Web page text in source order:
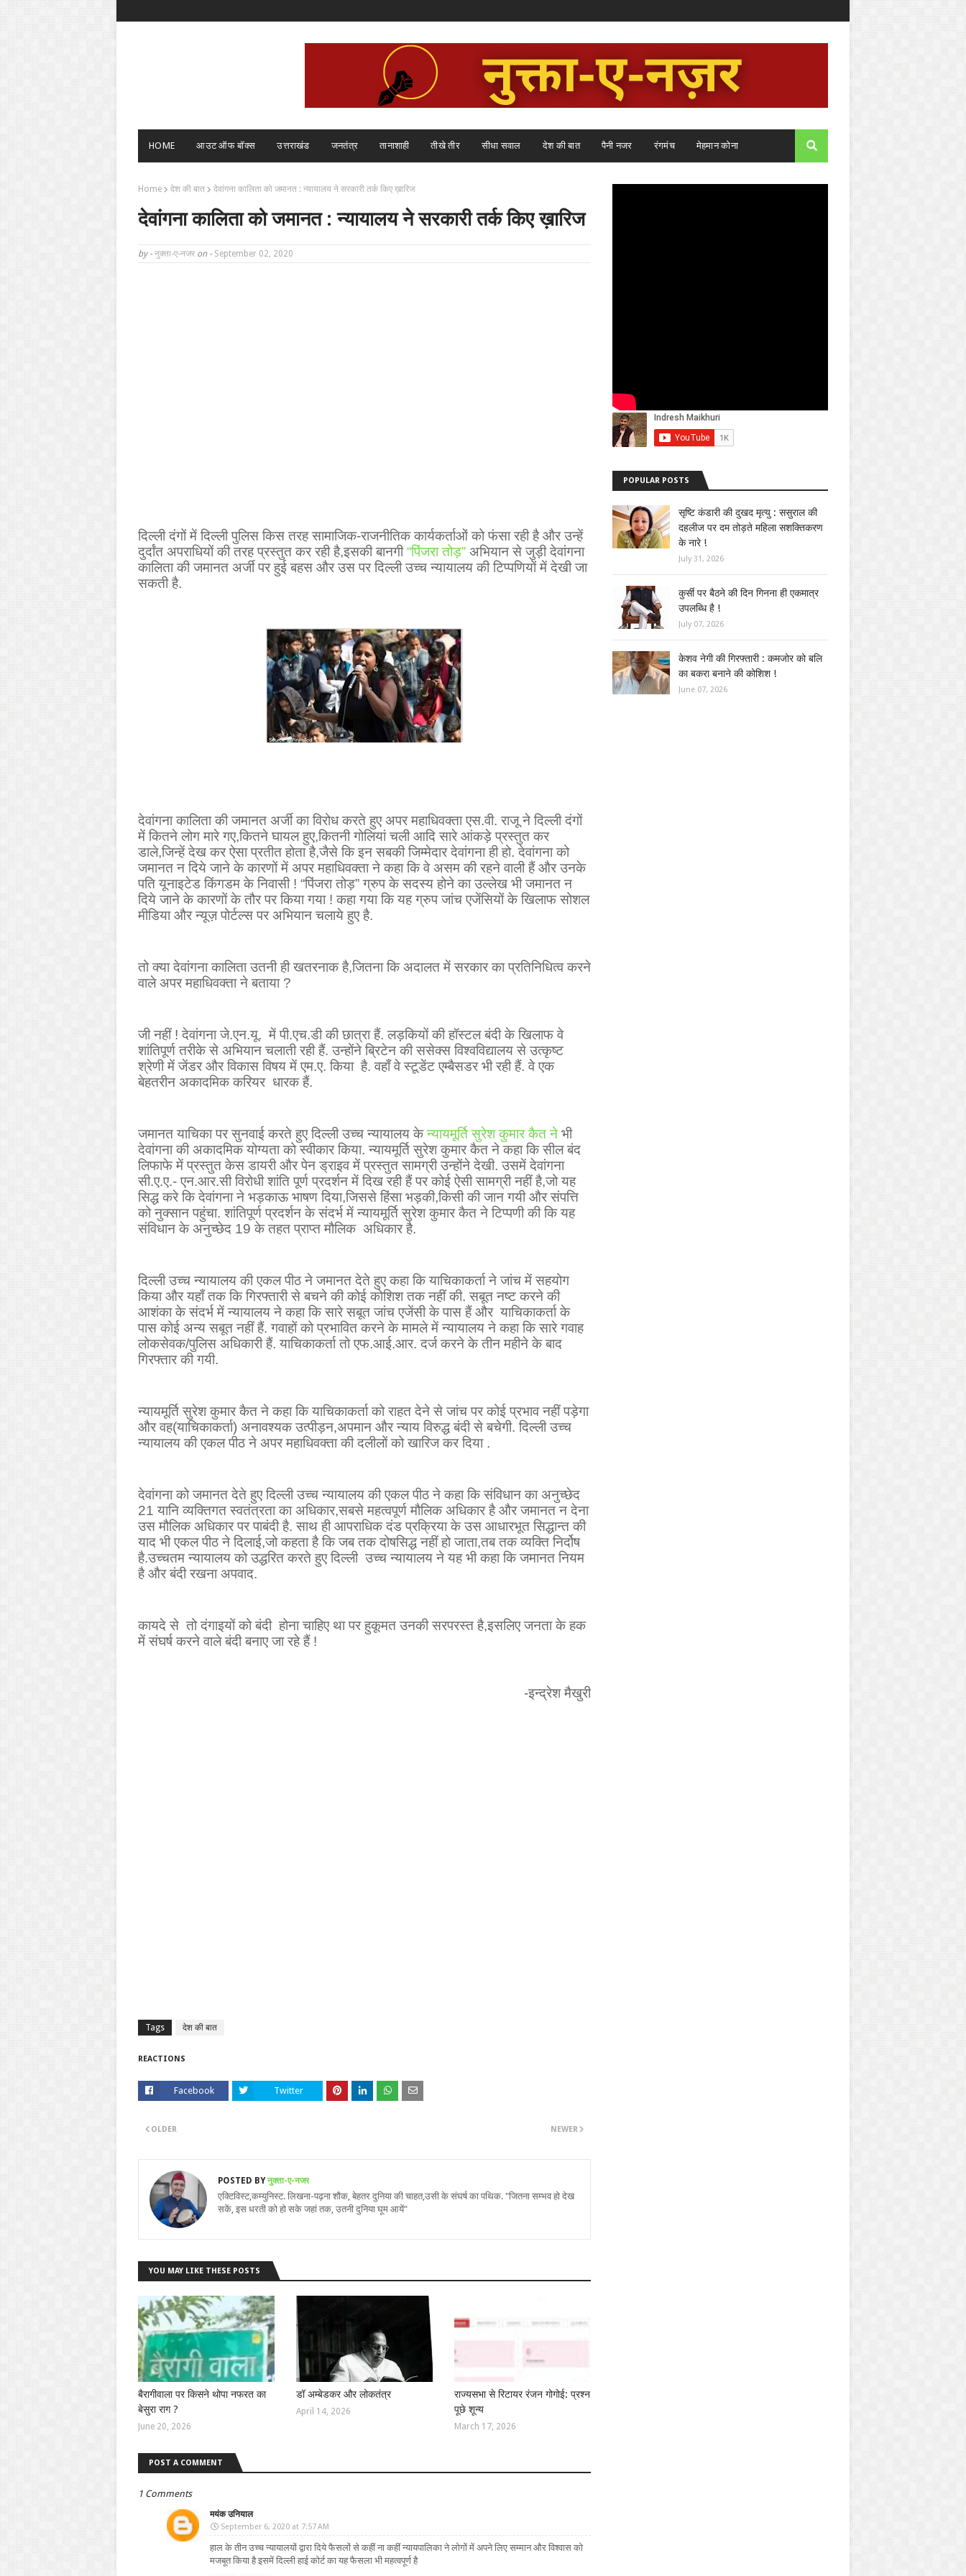
HOME आउट ऑफ बॉक्स उत्तराखंड जनतंत्र तानाशाही तीखे तीर सीधा सवाल देश की बात पैनी नजर रंगमंच मेहमान कोना
Home देश की बात देवांगना कालिता को जमानत : न्यायालय ने सरकारी तर्क किए ख़ारिज
देवांगना कालिता को जमानत : न्यायालय ने सरकारी तर्क किए ख़ारिज
by - नुक्ता-ए-नजर on - September 02, 2020
दिल्ली दंगों में दिल्ली पुलिस किस तरह सामाजिक-राजनीतिक कार्यकर्ताओं को फंसा रही है और उन्हें
दुर्दांत अपराधियों की तरह प्रस्तुत कर रही है,इसकी बानगी“पिंजरा तोड़” अभियान से जुड़ी देवांगना
कालिता की जमानत अर्जी पर हुई बहस और उस पर दिल्ली उच्च न्यायालय की टिप्पणियों में देखी जा
सकती है.
देवांगना कालिता की जमानत अर्जी का विरोध करते हुए अपर महाधिवक्ता एस.वी. राजू ने दिल्ली दंगों
में कितने लोग मारे गए,कितने घायल हुए,कितनी गोलियां चली आदि सारे आंकड़े प्रस्तुत कर
डाले,जिन्हें देख कर ऐसा प्रतीत होता है,जैसे कि इन सबकी जिम्मेदार देवांगना ही हो. देवांगना को
जमानत न दिये जाने के कारणों में अपर महाधिवक्ता ने कहा कि वे असम की रहने वाली हैं और उनके
पति यूनाइटेड किंगडम के निवासी ! “पिंजरा तोड़” ग्रुप के सदस्य होने का उल्लेख भी जमानत न
दिये जाने के कारणों के तौर पर किया गया ! कहा गया कि यह ग्रुप जांच एजेंसियों के खिलाफ सोशल
मीडिया और न्यूज़ पोर्टल्स पर अभियान चलाये हुए है.
तो क्या देवांगना कालिता उतनी ही खतरनाक है,जितना कि अदालत में सरकार का प्रतिनिधित्व करने
वाले अपर महाधिवक्ता ने बताया ?
जी नहीं ! देवांगना जे.एन.यू. में पी.एच.डी की छात्रा हैं. लड़कियों की हॉस्टल बंदी के खिलाफ वे
शांतिपूर्ण तरीके से अभियान चलाती रही हैं. उन्होंने ब्रिटेन की ससेक्स विश्वविद्यालय से उत्कृष्ट
श्रेणी में जेंडर और विकास विषय में एम.ए. किया है. वहाँ वे स्टूडेंट एम्बैसडर भी रही हैं. वे एक
बेहतरीन अकादमिक करियर धारक हैं.
जमानत याचिका पर सुनवाई करते हुए दिल्ली उच्च न्यायालय केन्यायमूर्ति सुरेश कुमार कैत ने भी
देवांगना की अकादमिक योग्यता को स्वीकार किया. न्यायमूर्ति सुरेश कुमार कैत ने कहा कि सील बंद
लिफाफे में प्रस्तुत केस डायरी और पेन ड्राइव में प्रस्तुत सामग्री उन्होंने देखी. उसमें देवांगना
सी.ए.ए.- एन.आर.सी विरोधी शांति पूर्ण प्रदर्शन में दिख रही हैं पर कोई ऐसी सामग्री नहीं है,जो यह
सिद्ध करे कि देवांगना ने भड़काऊ भाषण दिया,जिससे हिंसा भड़की,किसी की जान गयी और संपत्ति
को नुक्सान पहुंचा. शांतिपूर्ण प्रदर्शन के संदर्भ में न्यायमूर्ति सुरेश कुमार कैत ने टिप्पणी की कि यह
संविधान के अनुच्छेद 19 के तहत प्राप्त मौलिक अधिकार है.
दिल्ली उच्च न्यायालय की एकल पीठ ने जमानत देते हुए कहा कि याचिकाकर्ता ने जांच में सहयोग
किया और यहाँ तक कि गिरफ्तारी से बचने की कोई कोशिश तक नहीं की. सबूत नष्ट करने की
आशंका के संदर्भ में न्यायालय ने कहा कि सारे सबूत जांच एजेंसी के पास हैं और याचिकाकर्ता के
पास कोई अन्य सबूत नहीं हैं. गवाहों को प्रभावित करने के मामले में न्यायालय ने कहा कि सारे गवाह
लोकसेवक/पुलिस अधिकारी हैं. याचिकाकर्ता तो एफ.आई.आर. दर्ज करने के तीन महीने के बाद
गिरफ्तार की गयी.
न्यायमूर्ति सुरेश कुमार कैत ने कहा कि याचिकाकर्ता को राहत देने से जांच पर कोई प्रभाव नहीं पड़ेगा
और वह(याचिकाकर्ता) अनावश्यक उत्पीड़न,अपमान और न्याय विरुद्ध बंदी से बचेगी. दिल्ली उच्च
न्यायालय की एकल पीठ ने अपर महाधिवक्ता की दलीलों को खारिज कर दिया .
देवांगना को जमानत देते हुए दिल्ली उच्च न्यायालय की एकल पीठ ने कहा कि संविधान का अनुच्छेद
21 यानि व्यक्तिगत स्वतंत्रता का अधिकार,सबसे महत्वपूर्ण मौलिक अधिकार है और जमानत न देना
उस मौलिक अधिकार पर पाबंदी है. साथ ही आपराधिक दंड प्रक्रिया के उस आधारभूत सिद्धान्त की
याद भी एकल पीठ ने दिलाई,जो कहता है कि जब तक दोषसिद्ध नहीं हो जाता,तब तक व्यक्ति निर्दोष
है.उच्चतम न्यायालय को उद्धरित करते हुए दिल्ली उच्च न्यायालय ने यह भी कहा कि जमानत नियम
है और बंदी रखना अपवाद.
कायदे से तो दंगाइयों को बंदी होना चाहिए था पर हुकूमत उनकी सरपरस्त है,इसलिए जनता के हक
में संघर्ष करने वाले बंदी बनाए जा रहे हैं !
-इन्द्रेश मैखुरी
Tags देश की बात
REACTIONS
Facebook Twitter
NEWER
OLDER
POSTED BYनुक्ता-ए-नजर
एक्टिविस्ट,कम्युनिस्ट. लिखना-पढ़ना शौक, बेहतर दुनिया की चाहत,उसी के संघर्ष का पथिक. "जितना सम्भव हो देख
सकें, इस धरती को हो सके जहां तक, उतनी दुनिया घूम आयें"
YOU MAY LIKE THESE POSTS
बैरागीवाला पर किसने थोपा नफरत का
बेसुरा राग ?
June 20, 2026
डॉ अम्बेडकर और लोकतंत्र
April 14, 2026
राज्यसभा से रिटायर रंजन गोगोई: प्रश्न
पूछे शून्य
March 17, 2026
POST A COMMENT
1 Comments
मयंक उनियाल
September 6, 2020 at 7:57 AM
हाल के तीन उच्च न्यायालयों द्वारा दिये फैसलों से कहीं ना कहीं न्यायपालिका ने लोगों में अपने लिए सम्मान और विश्वास को
मजबूत किया है इसमें दिल्ली हाई कोर्ट का यह फैसला भी महत्वपूर्ण है
POPULAR POSTS
सृष्टि कंडारी की दुखद मृत्यु : ससुराल की
दहलीज पर दम तोड़ते महिला सशक्तिकरण
के नारे !
July 31, 2026
कुर्सी पर बैठने की दिन गिनना ही एकमात्र
उपलब्धि है !
July 07, 2026
केशव नेगी की गिरफ्तारी : कमजोर को बलि
का बकरा बनाने की कोशिश !
June 07, 2026